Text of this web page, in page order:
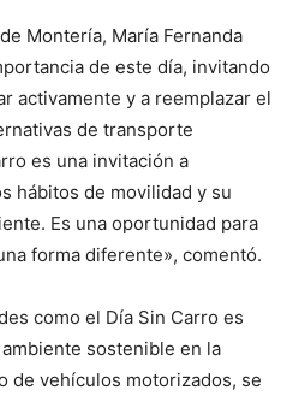
Montería, María Fernanda
de este día, invitando
activamente y a reemplazar el
de transporte
es una invitación a
hábitos de movilidad y su
Es una oportunidad para
forma diferente», comentó.
como el Día Sin Carro es
sostenible en la
de vehículos motorizados, se